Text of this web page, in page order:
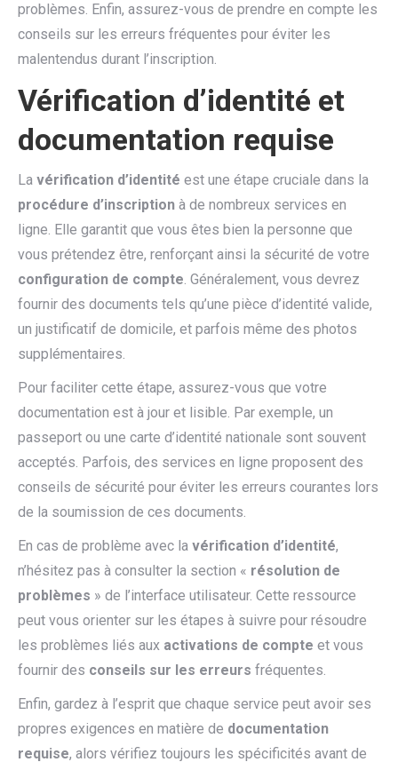
problèmes. Enfin, assurez-vous de prendre en compte les
conseils sur les erreurs fréquentes pour éviter les
malentendus durant l’inscription.
Vérification d’identité et
documentation requise
La vérification d’identité est une étape cruciale dans la
procédure d’inscription à de nombreux services en
ligne. Elle garantit que vous êtes bien la personne que
vous prétendez être, renforçant ainsi la sécurité de votre
configuration de compte. Généralement, vous devrez
fournir des documents tels qu’une pièce d’identité valide,
un justificatif de domicile, et parfois même des photos
supplémentaires.
Pour faciliter cette étape, assurez-vous que votre
documentation est à jour et lisible. Par exemple, un
passeport ou une carte d’identité nationale sont souvent
acceptés. Parfois, des services en ligne proposent des
conseils de sécurité pour éviter les erreurs courantes lors
de la soumission de ces documents.
En cas de problème avec la vérification d’identité,
n’hésitez pas à consulter la section « résolution de
problèmes » de l’interface utilisateur. Cette ressource
peut vous orienter sur les étapes à suivre pour résoudre
les problèmes liés aux activations de compte et vous
fournir des conseils sur les erreurs fréquentes.
Enfin, gardez à l’esprit que chaque service peut avoir ses
propres exigences en matière de documentation
requise, alors vérifiez toujours les spécificités avant de